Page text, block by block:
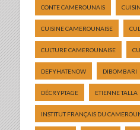
CONTE CAMEROUNAIS
CUISINE CAMEROUNAISE
CULTURE CAMEROUNAISE
DEFYHATENOW DIBOMBARI
DÉCRYPTAGE ETIENNE TALLA
INSTITUT FRANÇAIS DU